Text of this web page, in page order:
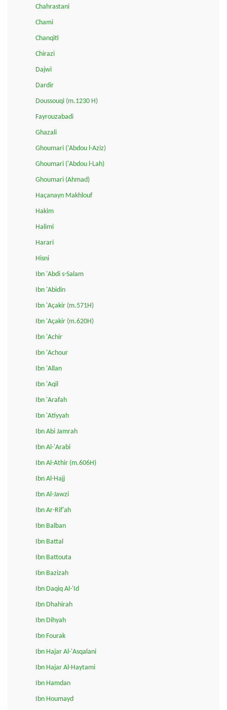
Chahrastani
Chami
Chanqiti
Chirazi
Dajwi
Dardir
Doussouqi (m.1230 H)
Fayrouzabadi
Ghazali
Ghoumari ('Abdou l-Aziz)
Ghoumari ('Abdou l-Lah)
Ghoumari (Ahmad)
Haçanayn Makhlouf
Hakim
Halimi
Harari
Hisni
Ibn 'Abdi s-Salam
Ibn 'Abidin
Ibn 'Açakir (m.571H)
Ibn 'Açakir (m.620H)
Ibn 'Achir
Ibn 'Achour
Ibn 'Allan
Ibn 'Aqil
Ibn 'Arafah
Ibn 'Atiyyah
Ibn Abi Jamrah
Ibn Al-'Arabi
Ibn Al-Athir (m.606H)
Ibn Al-Hajj
Ibn Al-Jawzi
Ibn Ar-Rif'ah
Ibn Balban
Ibn Battal
Ibn Battouta
Ibn Bazizah
Ibn Daqiq Al-'Id
Ibn Dhahirah
Ibn Dihyah
Ibn Fourak
Ibn Hajar Al-'Asqalani
Ibn Hajar Al-Haytami
Ibn Hamdan
Ibn Houmayd